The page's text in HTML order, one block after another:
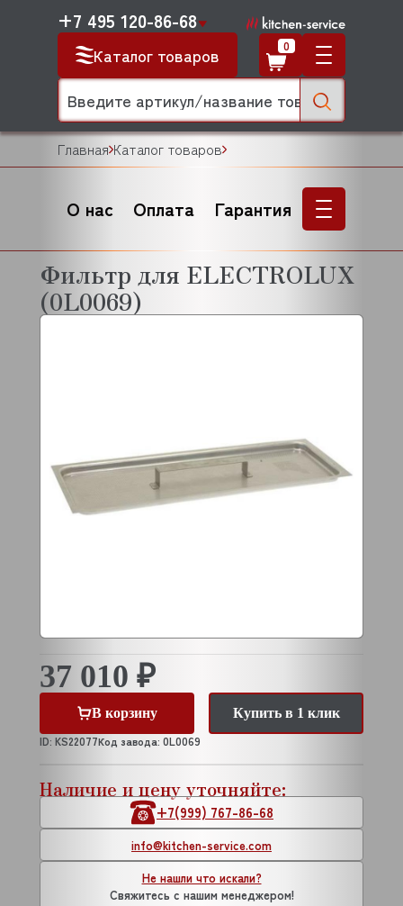
Каталог товаров
+7 495 120-86-68
0
Главная Каталог товаров
О нас Оплата Гарантия
Фильтр для ELECTROLUX
(0L0069)
37 010 ₽
В корзину
Купить в 1 клик
ID: KS22077Код завода: 0L0069
Наличие и цену уточняйте:
+7(999) 767-86-68
info@kitchen-service.com
Не нашли что искали?
Свяжитесь с нашим менеджером!